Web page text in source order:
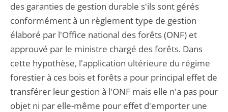
des garanties de gestion durable s'ils sont gérés
conformément à un règlement type de gestion
élaboré par l'Office national des forêts (ONF) et
approuvé par le ministre chargé des forêts. Dans
cette hypothèse, l'application ultérieure du régime
forestier à ces bois et forêts a pour principal effet de
transférer leur gestion à l'ONF mais elle n'a pas pour
objet ni par elle-même pour effet d'emporter une